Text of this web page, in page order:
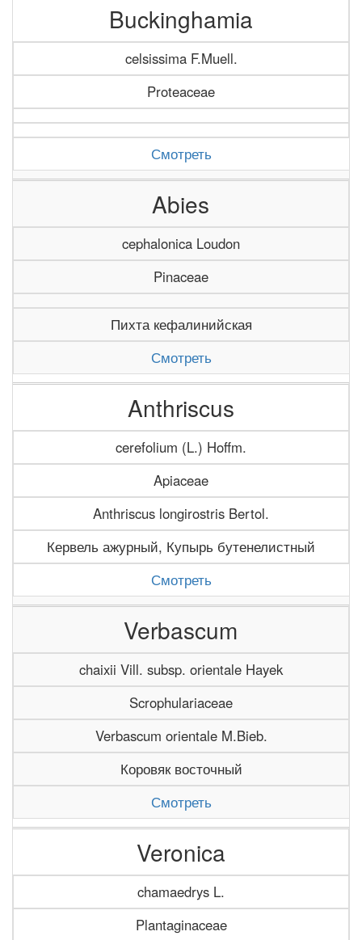
Buckinghamia
celsissima F.Muell.
Proteaceae
Смотреть
Abies
cephalonica Loudon
Pinaceae
Пихта кефалинийская
Смотреть
Anthriscus
cerefolium (L.) Hoffm.
Apiaceae
Anthriscus longirostris Bertol.
Кервель ажурный, Купырь бутенелистный
Смотреть
Verbascum
chaixii Vill. subsp. orientale Hayek
Scrophulariaceae
Verbascum orientale M.Bieb.
Коровяк восточный
Смотреть
Veronica
chamaedrys L.
Plantaginaceae